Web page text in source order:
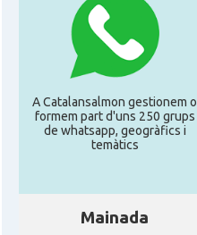
A Catalansalmon gestionem o
formem part d'uns 250 grups
de whatsapp, geogràfics i
temàtics
Mainada